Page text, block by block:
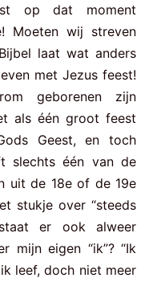
op dat moment
Moeten wij streven
laat wat anders
met Jezus feest!
geborenen zijn
als één groot feest
Geest, en toch
slechts één van de
uit de 18e of de 19e
stukje over “steeds
er ook alweer
mijn eigen “ik”? “Ik
leef, doch niet meer